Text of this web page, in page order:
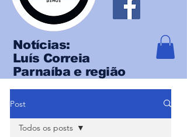
Notícias:
Luís Correia
Parnaíba e região
Post
Todos os posts